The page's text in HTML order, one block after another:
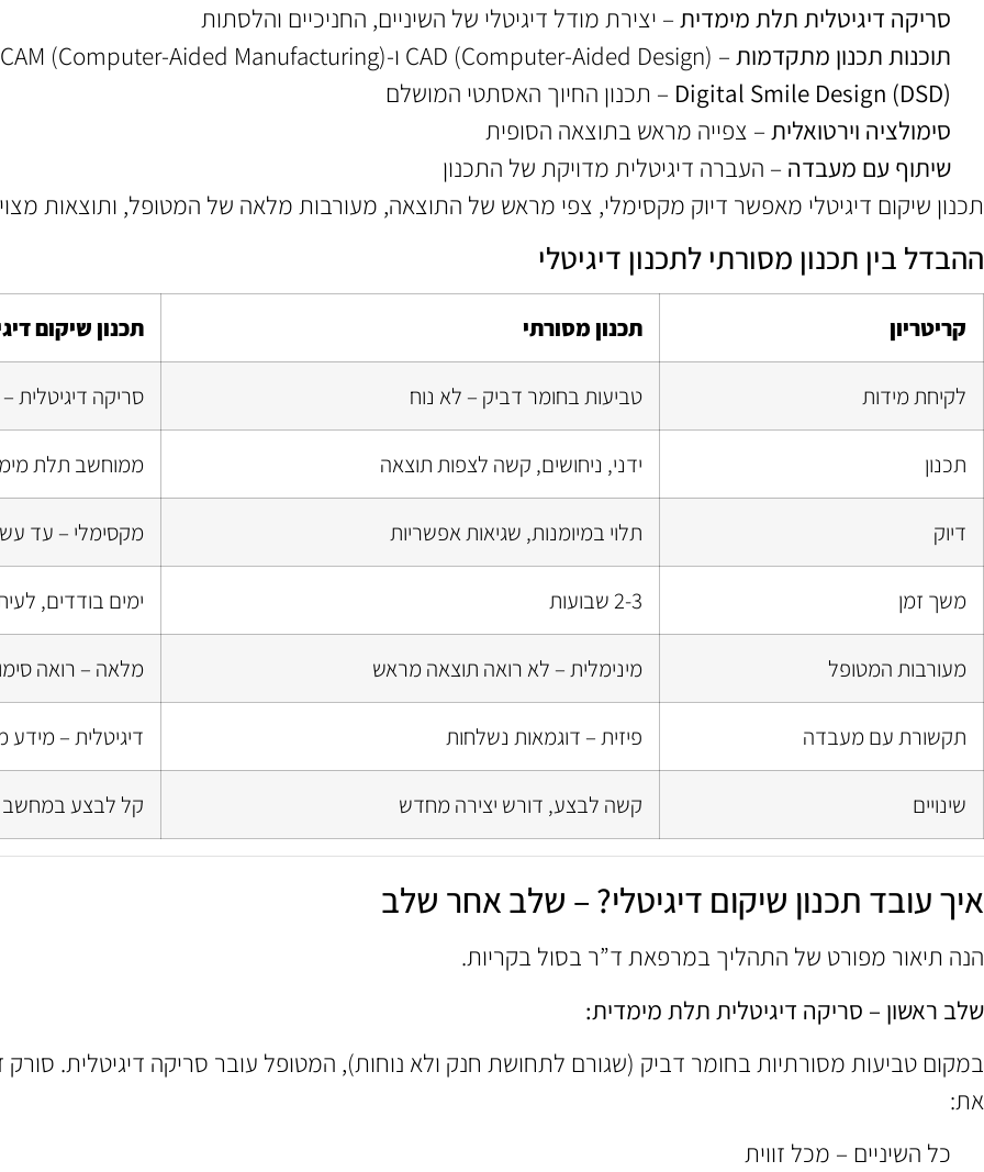
סריקה דיגיטלית תלת מימדית – יצירת מודל דיגיטלי של השיניים, החניכיים והלסתות
תוכנות תכנון מתקדמות – CAD (Computer-Aided Design) ו-CAM (Computer-Aided Manufacturing)
Digital Smile Design (DSD) – תכנון החיוך האסתטי המושלם
סימולציה וירטואלית – צפייה מראש בתוצאה הסופית
שיתוף עם מעבדה – העברה דיגיטלית מדויקת של התכנון
תכנון שיקום דיגיטלי מאפשר דיוק מקסימלי, צפי מראש של התוצאה, מעורבות מלאה של המטופל, ותוצאות
ההבדל בין תכנון מסורתי לתכנון דיגיטלי
קריטריון תכנון מסורתי תכנון שיקום
לקיחת מידות טביעות בחומר דביק – לא נוח סריקה דיגיטלית
תכנון ידני, ניחושים, קשה לצפות תוצאה ממוחשב תלת
דיוק תלוי במיומנות, שגיאות אפשריות מקסימלי – עד
משך זמן 2-3 שבועות ימים בודדים,
מעורבות המטופל מינימלית – לא רואה תוצאה מראש מלאה – רואה
תקשורת עם מעבדה פיזית – דוגמאות נשלחות דיגיטלית – מידע
שינויים קשה לבצע, דורש יצירה מחדש קל לבצע במחשב
איך עובד תכנון שיקום דיגיטלי? – שלב אחר שלב
הנה תיאור מפורט של התהליך במרפאת ד”ר בסול בקריות.
שלב ראשון – סריקה דיגיטלית תלת מימדית:
את:
כל השיניים – מכל זווית